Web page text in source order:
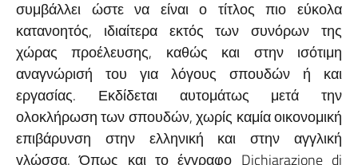
συμβάλλει ώστε να είναι ο τίτλος πιο εύκολα
κατανοητός, ιδιαίτερα εκτός των συνόρων της
χώρας προέλευσης, καθώς και στην ισότιμη
αναγνώρισή του για λόγους σπουδών ή και
εργασίας. Εκδίδεται αυτομάτως μετά την
ολοκλήρωση των σπουδών, χωρίς καμία οικονομική
επιβάρυνση στην ελληνική και στην αγγλική
γλώσσα. Όπως και το έγγραφο Dichiarazione di